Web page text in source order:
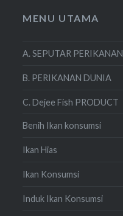
MENU UTAMA
A. SEPUTAR PERIKANAN
B. PERIKANAN DUNIA
C. Dejee Fish PRODUCT
Benih Ikan konsumsi
Ikan Hias
Ikan Konsumsi
Induk Ikan Konsumsi